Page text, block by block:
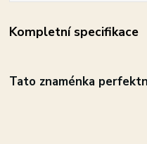
Kompletní specifikace
Tato znaménka